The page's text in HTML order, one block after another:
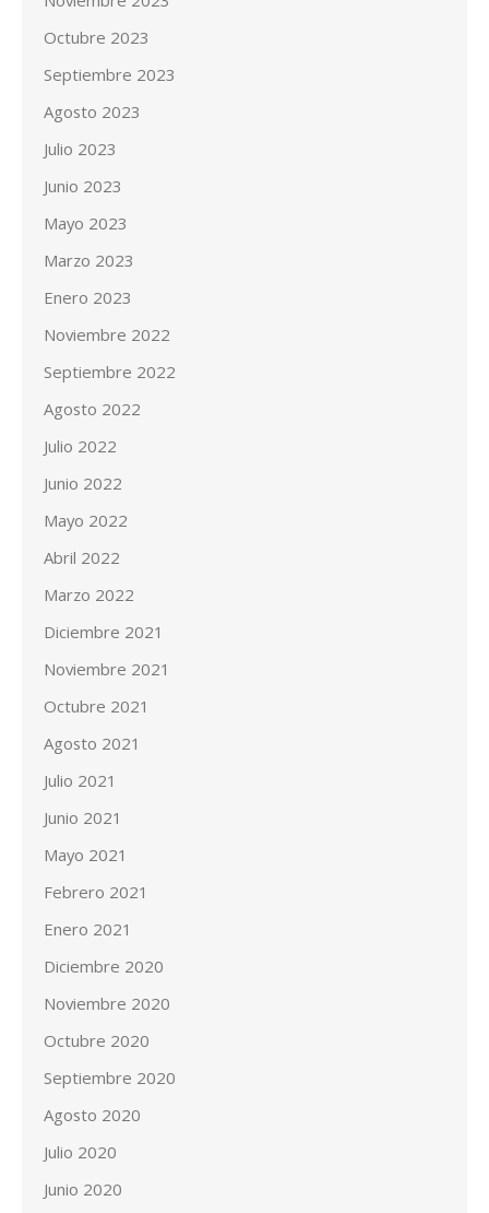
Octubre 2023
Septiembre 2023
Agosto 2023
Julio 2023
Junio 2023
Mayo 2023
Marzo 2023
Enero 2023
Noviembre 2022
Septiembre 2022
Agosto 2022
Julio 2022
Junio 2022
Mayo 2022
Abril 2022
Marzo 2022
Diciembre 2021
Noviembre 2021
Octubre 2021
Agosto 2021
Julio 2021
Junio 2021
Mayo 2021
Febrero 2021
Enero 2021
Diciembre 2020
Noviembre 2020
Octubre 2020
Septiembre 2020
Agosto 2020
Julio 2020
Junio 2020